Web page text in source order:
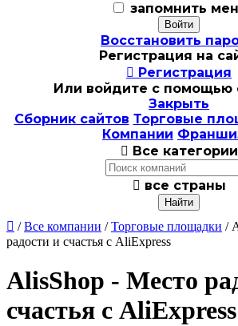
запомнить
Восстановить
Регистрация на
 Регистрация
Или войдите с помощью
Закрыть
Сборник сайтов Торговые
Компании
 Все категории
 все страны
 /Все компании /Торговые площадки /
радости и счастья с AliExpress
AlisShop - Место
счастья с AliExpress